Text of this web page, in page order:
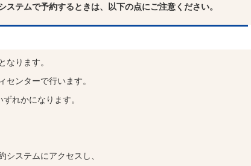
ステムで予約するときは、以下の点にご注意ください。
なります。
ンターで行います。
れかになります。
システムにアクセスし、